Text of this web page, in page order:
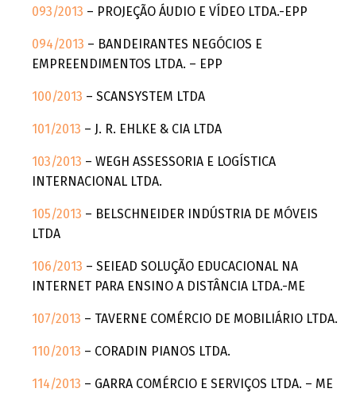
093/2013 – PROJEÇÃO ÁUDIO E VÍDEO LTDA.-EPP
094/2013 – BANDEIRANTES NEGÓCIOS E
EMPREENDIMENTOS LTDA. – EPP
100/2013 – SCANSYSTEM LTDA
101/2013 – J. R. EHLKE & CIA LTDA
103/2013 – WEGH ASSESSORIA E LOGÍSTICA
INTERNACIONAL LTDA.
105/2013 – BELSCHNEIDER INDÚSTRIA DE MÓVEIS
LTDA
106/2013 – SEIEAD SOLUÇÃO EDUCACIONAL NA
INTERNET PARA ENSINO A DISTÂNCIA LTDA.-ME
107/2013 – TAVERNE COMÉRCIO DE MOBILIÁRIO LTDA.
110/2013 – CORADIN PIANOS LTDA.
114/2013 – GARRA COMÉRCIO E SERVIÇOS LTDA. – ME